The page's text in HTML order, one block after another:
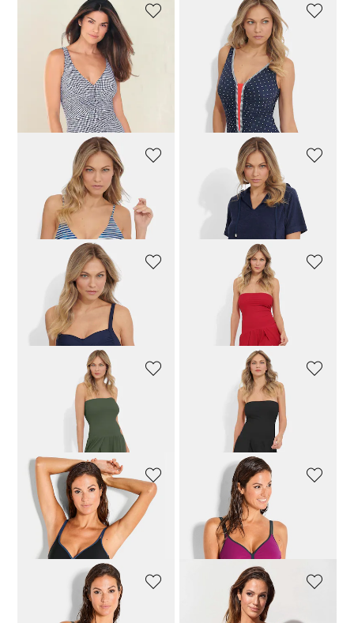
Badpak met rokje en wikkellook
119,96 €
149,95 €
Badpak met stippen en V-hals
109,95 €
Laagste prijs van de afgelopen 30
dagen**: 109,95 € (-20%)
NATURANA
Badpak met verstelbare bandjes
55,96 €
69,95 €
Badstof jurk met capuchon
59,95 €
99,95 €
Multistyle jumpsuit
139,95 €
Multistyle jumpsuit
139,95 €
Multistyle jumpsuit
139,95 €
VANYA
Badpak met vrouwelijke halslijn
112,46 €149,95 €
Badpak met vrouwelijke halslijn
112,46 €149,95 €